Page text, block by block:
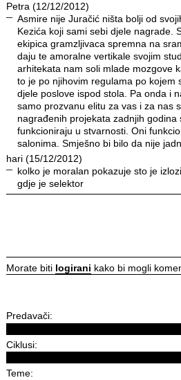
Petra (12/12/2012)
Asmire nije Juračić ništa bolji od
Kezića koji sami sebi djele nagrade.
ekipica gramzljivaca spremna na
daju te amoralne vertikale svojim
arhitekata nam soli mlade mozgove
to je po njihovim regulama po kojem
djele poslove ispod stola. Pa onda i
samo prozvanu elitu za vas i za nas
nagrađenih projekata zadnjih godina
funkcioniraju u stvarnosti. Oni
salonima. Smješno bi bilo da nije
hari (15/12/2012)
kolko je moralan pokazuje sto je
gdje je selektor
Morate biti logirani kako bi mogli
Predavači:
Ciklusi:
Teme: